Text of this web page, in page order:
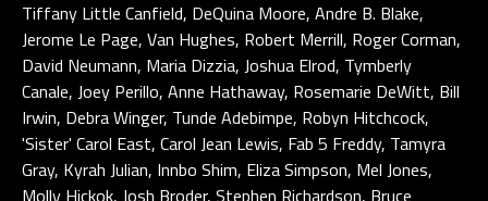
Tiffany Little Canfield, DeQuina Moore, Andre B. Blake,
Jerome Le Page, Van Hughes, Robert Merrill, Roger Corman,
David Neumann, Maria Dizzia, Joshua Elrod, Tymberly
Canale, Joey Perillo, Anne Hathaway, Rosemarie DeWitt, Bill
Irwin, Debra Winger, Tunde Adebimpe, Robyn Hitchcock,
'Sister' Carol East, Carol Jean Lewis, Fab 5 Freddy, Tamyra
Gray, Kyrah Julian, Innbo Shim, Eliza Simpson, Mel Jones,